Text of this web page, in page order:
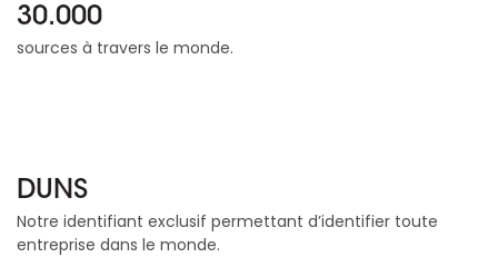
30.000
sources à travers le monde.
DUNS
Notre identifiant exclusif permettant d’identifier toute
entreprise dans le monde.